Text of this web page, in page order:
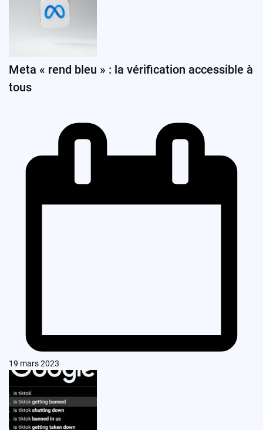
Meta « rend bleu » : la vérification accessible à
tous
19 mars 2023